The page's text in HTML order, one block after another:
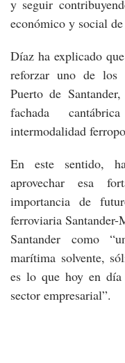
y seguir
económico y social
Díaz ha explicado
reforzar uno de los
Puerto de
fachada
intermodalidad
En este sentido,
aprovechar esa
importancia de
ferroviaria
Santander como
marítima solvente,
es lo que hoy en
sector empresarial”.